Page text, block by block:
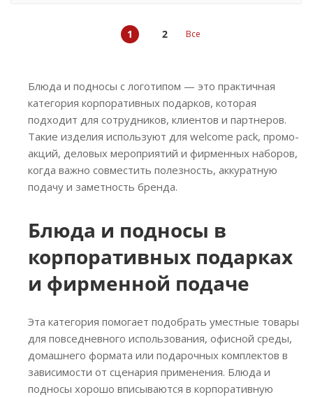
1 2 Все
Блюда и подносы с логотипом — это практичная
категория корпоративных подарков, которая
подходит для сотрудников, клиентов и партнеров.
Такие изделия используют для welcome pack, промо-
акций, деловых мероприятий и фирменных наборов,
когда важно совместить полезность, аккуратную
подачу и заметность бренда.
Блюда и подносы в
корпоративных подарках
и фирменной подаче
Эта категория помогает подобрать уместные товары
для повседневного использования, офисной среды,
домашнего формата или подарочных комплектов в
зависимости от сценария применения. Блюда и
подносы хорошо вписываются в корпоративную